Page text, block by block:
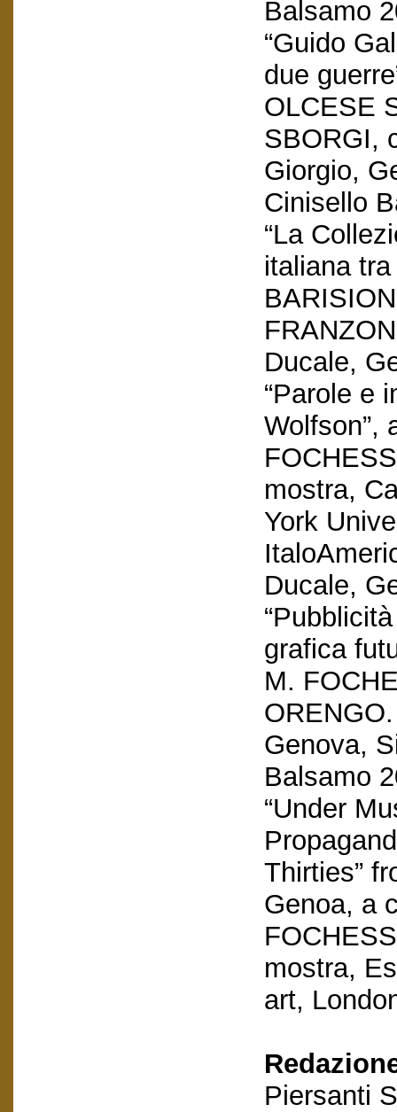
Balsamo
“Guido
due
OLCESE
SBORGI,
Giorgio,
Cinisello
“La
italiana
Ducale,
“Parole e
Wolfson”,
mostra,
York
Ducale,
grafica
M.
Genova,
Balsamo
“Under
Thirties”
Genoa, a
mostra,
art,
Piersanti